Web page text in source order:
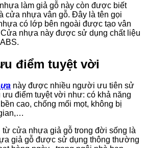
làm giả gỗ này còn được biết
cửa nhựa vân gỗ. Đây là tên gọi
có lớp bên ngoài được tạo vân
nhựa này được sử dụng chất liệu
điểm tuyệt vời
này được nhiều người ưu tiên sử
điểm tuyệt vời như: có khả năng
cao, chống mối mọt, không bị
cửa nhựa giả gỗ trong đời sống là
giả gỗ được sử dụng thông thường